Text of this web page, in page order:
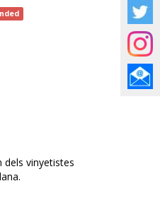
dels vinyetistes